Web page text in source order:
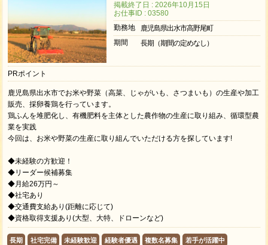
掲載終了日 : 2026年10月15日
お仕事ID : 03580
勤務地
鹿児島県出水市高野尾町
期間
長期（期間の定めなし）
PRポイント
鹿児島県出水市でお米や野菜（高菜、じゃがいも、さつまいも）の生産や加工
販売、採卵養鶏を行っています。
鶏ふんを堆肥化し、有機肥料を主体とした農作物の生産に取り組み、循環型農
業を実践
今回は、お米や野菜の生産に取り組んでいただける方を探しています!
◆未経験の方歓迎！
◆リーダー候補募集
◆月給26万円～
◆社宅あり
◆交通費支給あり(距離に応じて)
◆資格取得支援あり(大型、大特、ドローンなど)
長期 社宅完備 未経験歓迎 経験者優遇 複数名募集 若手が活躍中